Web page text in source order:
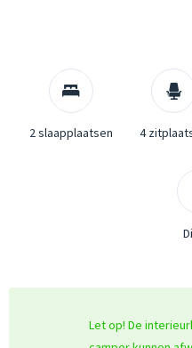
2 slaapplaatsen 4
Let op! De